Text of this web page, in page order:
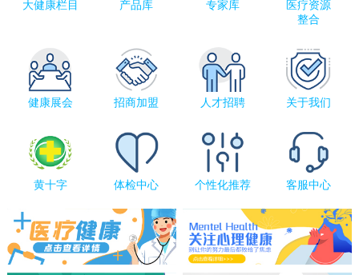
大健康栏目 产品库 专家库
医疗资源
整合
健康展会 招商加盟 人才招聘 关于我们
黄十字 体检中心 个性化推荐 客服中心